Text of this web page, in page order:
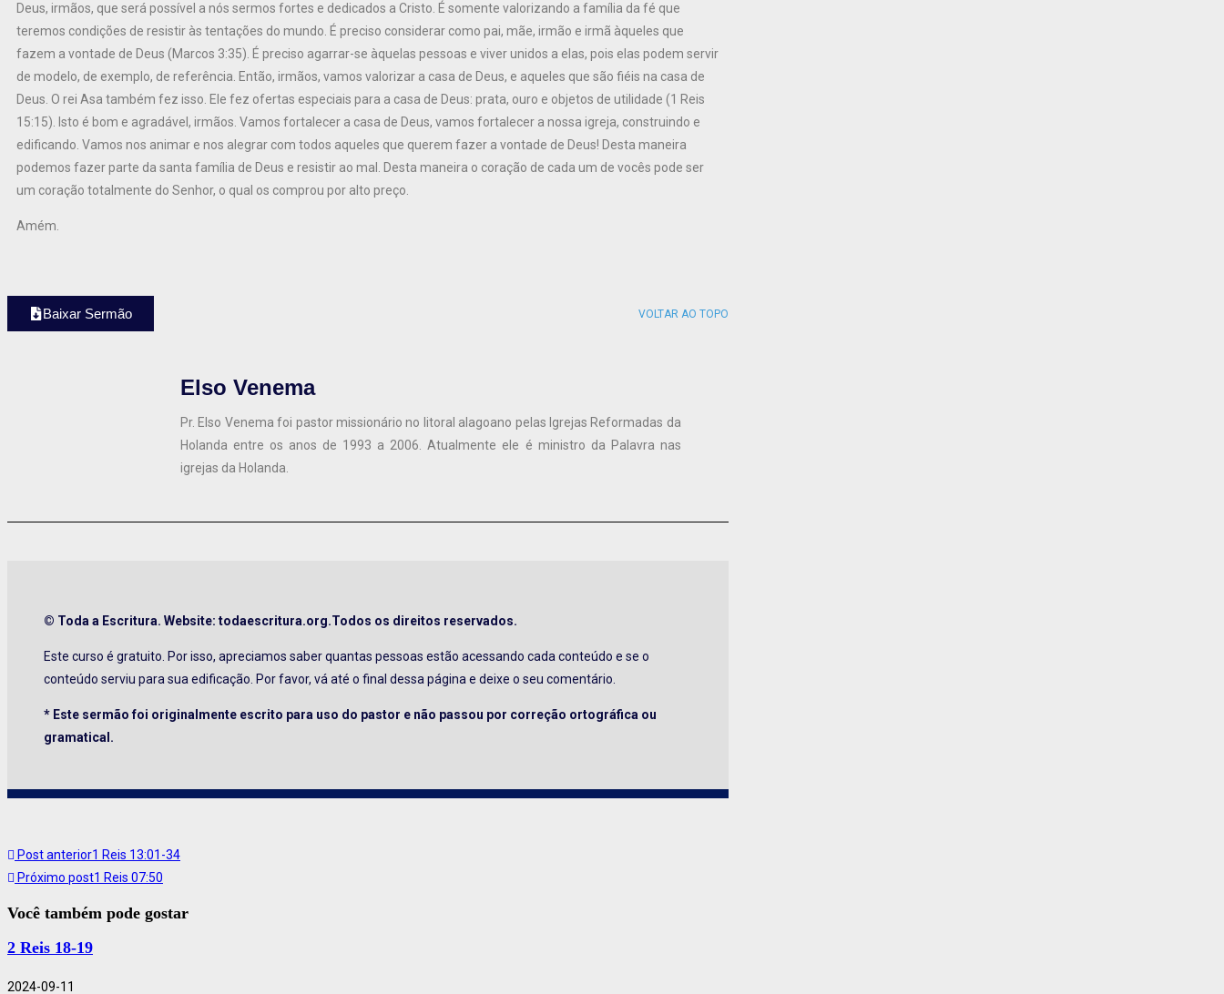
Deus, irmãos, que será possível a nós sermos fortes e dedicados a Cristo. É somente valorizando a família da fé que
teremos condições de resistir às tentações do mundo. É preciso considerar como pai, mãe, irmão e irmã àqueles que
fazem a vontade de Deus (Marcos 3:35). É preciso agarrar-se àquelas pessoas e viver unidos a elas, pois elas podem servir
de modelo, de exemplo, de referência. Então, irmãos, vamos valorizar a casa de Deus, e aqueles que são fiéis na casa de
Deus. O rei Asa também fez isso. Ele fez ofertas especiais para a casa de Deus: prata, ouro e objetos de utilidade (1 Reis
15:15). Isto é bom e agradável, irmãos. Vamos fortalecer a casa de Deus, vamos fortalecer a nossa igreja, construindo e
edificando. Vamos nos animar e nos alegrar com todos aqueles que querem fazer a vontade de Deus! Desta maneira
podemos fazer parte da santa família de Deus e resistir ao mal. Desta maneira o coração de cada um de vocês pode ser
um coração totalmente do Senhor, o qual os comprou por alto preço.
Amém.
Baixar Sermão VOLTAR AO TOPO
Elso Venema
Pr. Elso Venema foi pastor missionário no litoral alagoano pelas Igrejas Reformadas da
Holanda entre os anos de 1993 a 2006. Atualmente ele é ministro da Palavra nas
igrejas da Holanda.
© Toda a Escritura. Website: todaescritura.org.Todos os direitos reservados.
Este curso é gratuito. Por isso, apreciamos saber quantas pessoas estão acessando cada conteúdo e se o
conteúdo serviu para sua edificação. Por favor, vá até o final dessa página e deixe o seu comentário.
* Este sermão foi originalmente escrito para uso do pastor e não passou por correção ortográfica ou
gramatical.
Post anterior1 Reis 13:01-34
Próximo post1 Reis 07:50
Você também pode gostar
2 Reis 18-19
2024-09-11